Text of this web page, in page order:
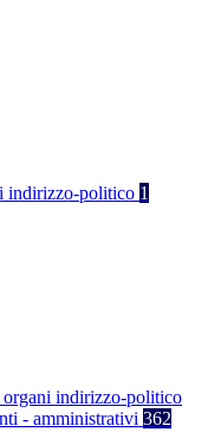
indirizzo-politico 1
indirizzo-politico
- amministrativi 362